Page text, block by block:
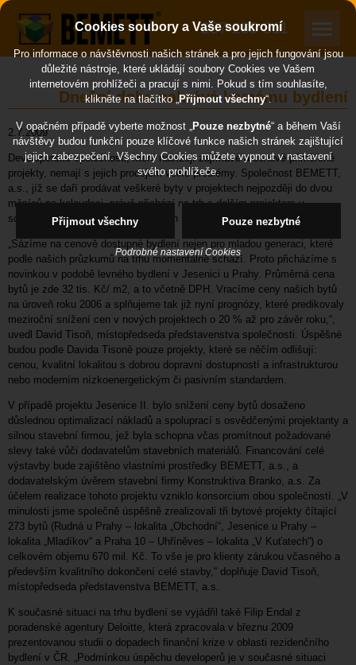
257 289 311
Dnešní doba nahrává levnému bydlení
2.7.2009
Developerské společnosti, které nabízejí zajímavé a cenově přiměřené
projekty, nemají s jejich prodejem velké problémy. Společnost BEMETT,
a.s., jíž se daří prodávat veškeré byty v projektech nejpozději do dvou
měsíců po kolaudaci, právě přichází na trh s dalším projektem v
současné době nejlevnějších nových bytů v Jesenici u Prahy.
„Sázíme na cenově dostupné bydlení nejen pro mladou generaci, které
podle našich průzkumů na trhu momentálně schází. Proto přicházíme s
novinkou v podobě levného bydlení v Jesenici u Prahy. Průměrná cena
bytů je zde 32 tis. Kč/ m2, a to včetně DPH. Vracíme ceny našich bytů
na úroveň roku 2006 a splňujeme tak již nyní prognózy, které predikovaly
meziroční snížení cen v nových projektech o 20 % až pro závěr roku,“,
uvedl David Tisoň, místopředseda představenstva společnosti. Úspěšné
budou podle Davida Tisoně pouze projekty, které se něčím odlišují:
cenou, kvalitní lokalitou s dobrou dopravní dostupností a infrastrukturou
nebo moderním nízkoenergetickým či pasivním standardem.
V případě projektu Jesenice II. bylo snížení ceny bytů dosaženo
důslednou optimalizací nákladů a spoluprací s osvědčenými projektanty a
silnou stavební firmou, jež byla schopna včas promítnout požadované
slevy také vůči dodavatelům stavebních materiálů. Financování celé
výstavby bude zajištěno vlastními prostředky BEMETT, a.s., a
dodavatelským úvěrem stavební firmy Konstruktiva Branko, a.s. Za
účelem realizace tohoto projektu vzniklo konsorcium obou společností. „V
minulosti jsme společně úspěšně zrealizovali tři bytové projekty čítající
273 bytů (Rudná u Prahy – lokalita „Obchodní“, Jesenice u Prahy –
lokalita „Mladíkov“ a Praha 10 – Uhříněves – lokalita „V Kuťatech“) o
celkovém objemu 670 mil. Kč. To vše je pro klienty zárukou včasného a
především kvalitního dokončení celé stavby,“ doplňuje David Tisoň,
místopředseda představenstva BEMETT, a.s.
K současné situaci na trhu bydlení se vyjádřil také Filip Endal z
poradenské agentury Deloitte, která zpracovala v březnu 2009
prezentovanou studii o dopadech finanční krize v oblasti rezidenčního
bydlení v ČR. „Podmínkou úspěchu developerů je v současné situaci
Cookies soubory a Vaše soukromí
Pro informace o návštěvnosti našich stránek a pro jejich fungování jsou
důležité nástroje, které ukládájí soubory Cookies ve Vašem
internetovém prohlížeči a pracují s nimi. Pokud s tím souhlasíte,
klikněte na tlačítko „Přijmout všechny“.
V opačném případě vyberte možnost „Pouze nezbytné“ a během Vaší
návštěvy budou funkční pouze klíčové funkce našich stránek zajištující
jejich zabezpečení. Všechny Cookies můžete vypnout v nastavení
svého prohlížeče.
Přijmout všechny Pouze nezbytné
Podrobné nastavení Cookies